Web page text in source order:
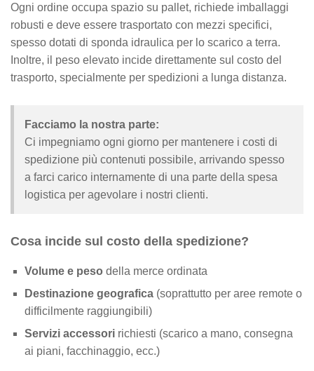
Ogni ordine occupa spazio su pallet, richiede imballaggi
robusti e deve essere trasportato con mezzi specifici,
spesso dotati di sponda idraulica per lo scarico a terra.
Inoltre, il peso elevato incide direttamente sul costo del
trasporto, specialmente per spedizioni a lunga distanza.
Facciamo la nostra parte:
Ci impegniamo ogni giorno per mantenere i costi di
spedizione più contenuti possibile, arrivando spesso
a farci carico internamente di una parte della spesa
logistica per agevolare i nostri clienti.
Cosa incide sul costo della spedizione?
Volume e peso della merce ordinata
Destinazione geografica (soprattutto per aree remote o
difficilmente raggiungibili)
Servizi accessori richiesti (scarico a mano, consegna
ai piani, facchinaggio, ecc.)